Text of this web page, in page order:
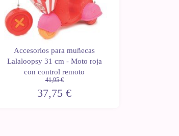
Accesorios para muñecas
Lalaloopsy 31 cm - Moto roja
con control remoto
41,95 €
37,75 €